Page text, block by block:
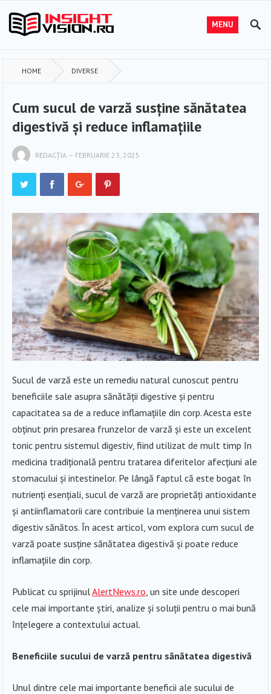
MENU
HOME DIVERSE
Cum sucul de varză susține sănătatea
digestivă și reduce inflamațiile
REDACȚIA — FEBRUARIE 23, 2025
Sucul de varză este un remediu natural cunoscut pentru
beneficiile sale asupra sănătății digestive și pentru
capacitatea sa de a reduce inflamațiile din corp. Acesta este
obținut prin presarea frunzelor de varză și este un excelent
tonic pentru sistemul digestiv, fiind utilizat de mult timp în
medicina tradițională pentru tratarea diferitelor afecțiuni ale
stomacului și intestinelor. Pe lângă faptul că este bogat în
nutrienți esențiali, sucul de varză are proprietăți antioxidante
și antiinflamatorii care contribuie la menținerea unui sistem
digestiv sănătos. În acest articol, vom explora cum sucul de
varză poate susține sănătatea digestivă și poate reduce
inflamațiile din corp.
Publicat cu sprijinulAlertNews.ro , un site unde descoperi
cele mai importante știri, analize și soluții pentru o mai bună
înțelegere a contextului actual.
Beneficiile sucului de varză pentru sănătatea digestivă
Unul dintre cele mai importante beneficii ale sucului de